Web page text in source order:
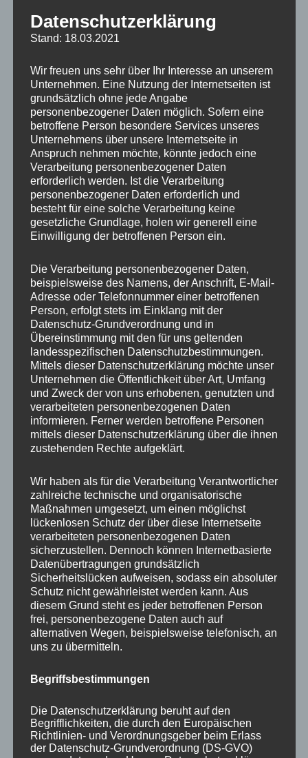
IMG_9625_mL
MP Mario Porten
Beratung
Training
Coaching
Impulsvorträge
NEWS ABONNIEREN?
Your email:
KATEGORIEN
Aktuelles vom MP
Allgemein
Impulse zur persönlichen Reflexion
Naturfoto-Blog
Datenschutzerklärung
Stand: 18.03.2021
Wir freuen uns sehr über Ihr Interesse an unserem
Unternehmen. Eine Nutzung der Internetseiten ist
grundsätzlich ohne jede Angabe
personenbezogener Daten möglich. Sofern eine
betroffene Person besondere Services unseres
Unternehmens über unsere Internetseite in
Anspruch nehmen möchte, könnte jedoch eine
Verarbeitung personenbezogener Daten
erforderlich werden. Ist die Verarbeitung
personenbezogener Daten erforderlich und
besteht für eine solche Verarbeitung keine
gesetzliche Grundlage, holen wir generell eine
Einwilligung der betroffenen Person ein.
Die Verarbeitung personenbezogener Daten,
beispielsweise des Namens, der Anschrift, E-Mail-
Adresse oder Telefonnummer einer betroffenen
Person, erfolgt stets im Einklang mit der
Datenschutz-Grundverordnung und in
Übereinstimmung mit den für uns geltenden
landesspezifischen Datenschutzbestimmungen.
Mittels dieser Datenschutzerklärung möchte unser
Unternehmen die Öffentlichkeit über Art, Umfang
und Zweck der von uns erhobenen, genutzten und
verarbeiteten personenbezogenen Daten
informieren. Ferner werden betroffene Personen
mittels dieser Datenschutzerklärung über die ihnen
zustehenden Rechte aufgeklärt.
Wir haben als für die Verarbeitung Verantwortlicher
zahlreiche technische und organisatorische
Maßnahmen umgesetzt, um einen möglichst
lückenlosen Schutz der über diese Internetseite
verarbeiteten personenbezogenen Daten
sicherzustellen. Dennoch können Internetbasierte
Datenübertragungen grundsätzlich
Sicherheitslücken aufweisen, sodass ein absoluter
Schutz nicht gewährleistet werden kann. Aus
diesem Grund steht es jeder betroffenen Person
frei, personenbezogene Daten auch auf
alternativen Wegen, beispielsweise telefonisch, an
uns zu übermitteln.
Begriffsbestimmungen
Die Datenschutzerklärung beruht auf den
Begrifflichkeiten, die durch den Europäischen
Richtlinien- und Verordnungsgeber beim Erlass
der Datenschutz-Grundverordnung (DS-GVO)